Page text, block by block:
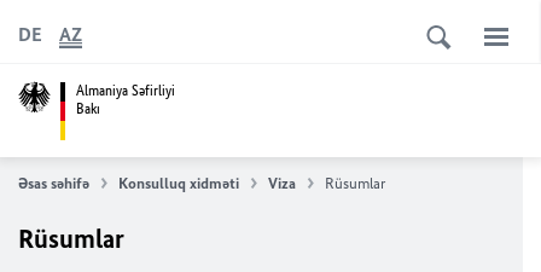
Almaniya Səfirliyi
Bakı
DE AZ
Əsas səhifə Konsulluq xidməti Viza Rüsumlar
Rüsumlar